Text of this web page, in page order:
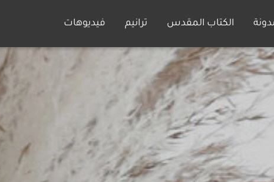
فيديوهات ترانيم الكتاب المقدس